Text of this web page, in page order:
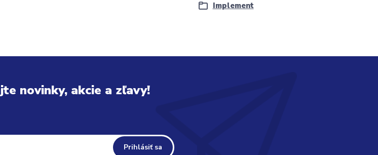
Implement
novinky, akcie a zľavy!
Prihlásiť sa